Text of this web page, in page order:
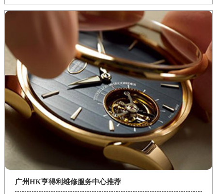
广州HK亨得利维修服务中心推荐